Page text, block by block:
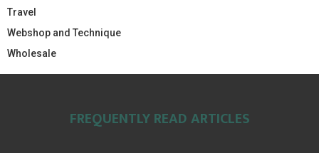
Travel
Webshop and Technique
Wholesale
FREQUENTLY READ ARTICLES